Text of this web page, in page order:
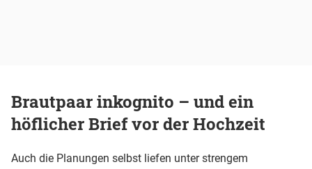
Brautpaar inkognito – und ein
höflicher Brief vor der Hochzeit
Auch die Planungen selbst liefen unter strengem